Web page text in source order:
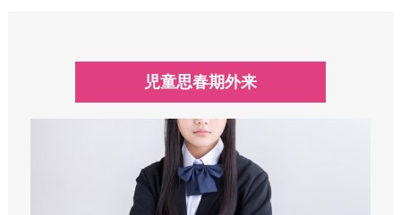
児童思春期外来